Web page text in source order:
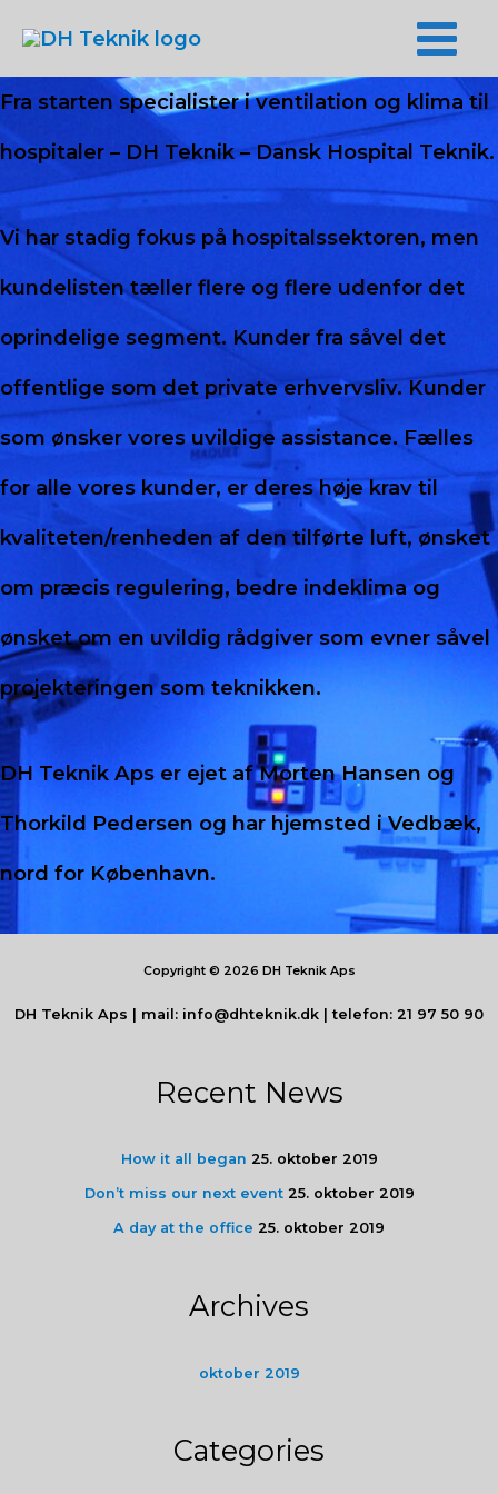
Main
Fra starten specialister i ventilation og klima til
hospitaler – DH Teknik – Dansk Hospital Teknik.
Vi har stadig fokus på hospitalssektoren, men
kundelisten tæller flere og flere udenfor det
oprindelige segment. Kunder fra såvel det
offentlige som det private erhvervsliv. Kunder
som ønsker vores uvildige assistance. Fælles
for alle vores kunder, er deres høje krav til
kvaliteten/renheden af den tilførte luft, ønsket
om præcis regulering, bedre indeklima og
ønsket om en uvildig rådgiver som evner såvel
projekteringen som teknikken.
DH Teknik Aps er ejet af Morten Hansen og
Thorkild Pedersen og har hjemsted i Vedbæk,
nord for København.
Copyright © 2026 DH Teknik Aps
DH Teknik Aps | mail: info@dhteknik.dk | telefon: 21 97 50 90
Recent News
How it all began 25. oktober 2019
Don’t miss our next event 25. oktober 2019
A day at the office 25. oktober 2019
Archives
oktober 2019
Categories